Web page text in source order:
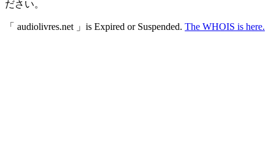
ださい。
「 audiolivres.net 」is Expired or Suspended. The WHOIS is here.